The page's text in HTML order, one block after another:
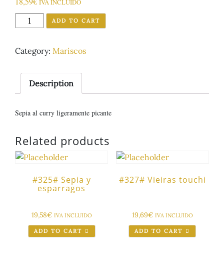
#321#
Sepia
curry
ADD TO CART
Category: Mariscos
Description
Sepia al curry ligeramente picante
Related products
#325# Sepia y
esparragos
19,58€ IVA INCLUIDO
ADD TO CART
#327# Vieiras touchi
19,69€ IVA INCLUIDO
ADD TO CART